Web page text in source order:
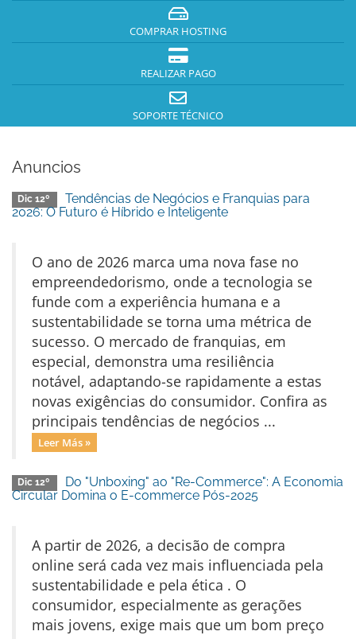
COMPRAR HOSTING
REALIZAR PAGO
SOPORTE TÉCNICO
Anuncios
Dic 12º
Tendências de Negócios e Franquias para
2026: O Futuro é Híbrido e Inteligente
O ano de 2026 marca uma nova fase no
empreendedorismo, onde a tecnologia se
funde com a experiência humana e a
sustentabilidade se torna uma métrica de
sucesso. O mercado de franquias, em
especial, demonstra uma resiliência
notável, adaptando-se rapidamente a estas
novas exigências do consumidor. Confira as
principais tendências de negócios ...
Leer Más »
Dic 12º
Do "Unboxing" ao "Re-Commerce": A Economia
Circular Domina o E-commerce Pós-2025
A partir de 2026, a decisão de compra
online será cada vez mais influenciada pela
sustentabilidade e pela ética . O
consumidor, especialmente as gerações
mais jovens, exige mais que um bom preço